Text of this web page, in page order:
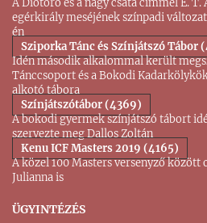
ÜGYINTÉZÉS
A Diótörő és a nagy csata címmel E.
egérkirály meséjének színpadi
én
Sziporka Tánc és Színjátszó Tábor
Idén második alkalommal került
Tánccsoport és a Bokodi
alkotó tábora
Színjátszótábor (4369)
A bokodi gyermek színjátszó tábort
szervezte meg Dallos Zoltán
Kenu ICF Masters 2019 (4165)
A közel 100 Masters versenyző között
Julianna is